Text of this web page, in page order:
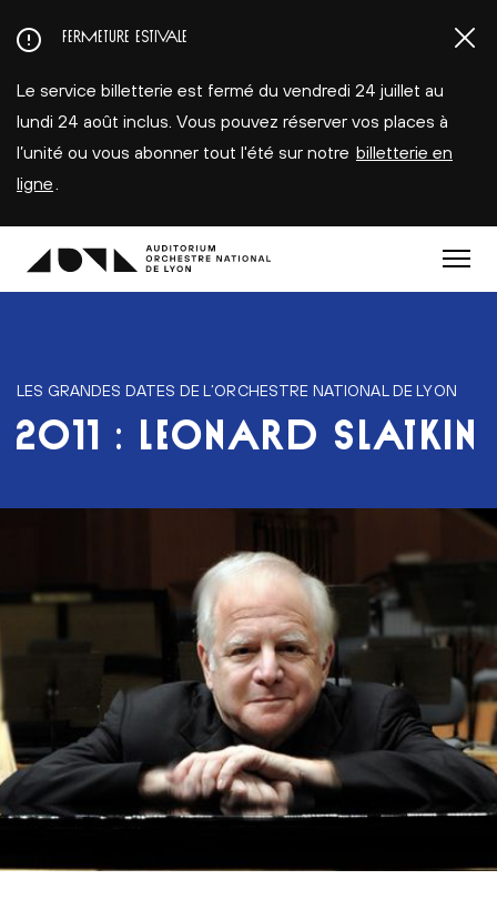
au
principal
FERMETURE ESTIVALE
Le service billetterie est fermé du vendredi 24 juillet au
lundi 24 août inclus. Vous pouvez réserver vos places à
l’unité ou vous abonner tout l'été sur notre billetterie en
ligne
Menu
LES GRANDES DATES DE L’ORCHESTRE NATIONAL DE LYON
2011 : LEONARD SLATKIN